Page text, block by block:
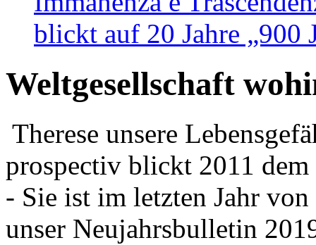
blickt auf 20 Jahre „900
Weltgesellschaft
Therese unsere
prospectiv blickt 2011
- Sie ist im letzten Jahr
unser Neujahrsbulletin